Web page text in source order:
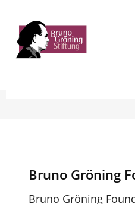
Bruno Gröning
Bruno Gröning